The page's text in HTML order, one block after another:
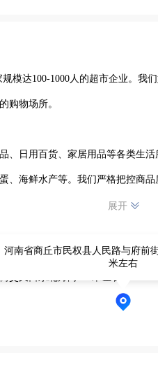
模达100-1000人的超市企业。我
购物场所。
、日用百货、家居用品等各类生
、海鲜水产等。我们严格把控商
工团队，随时为顾客提供帮助与
购物体验。
展开
交叉口东北方向139米左右
河南省商丘市民权县人民路与府前
米左右